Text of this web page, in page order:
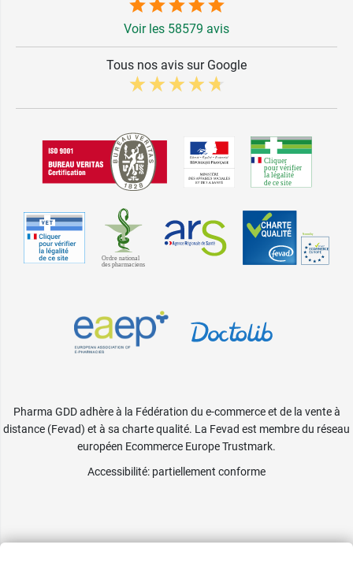
Voir les 58579 avis
Tous nos avis sur Google
Pharma GDD adhère à la Fédération du e-commerce et de la vente à
distance (Fevad) et à sa charte qualité. La Fevad est membre du réseau
européen Ecommerce Europe Trustmark.
Accessibilité: partiellement conforme